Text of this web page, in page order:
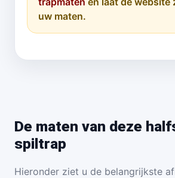
uw maten.
De maten van deze
spiltrap
Hieronder ziet u de belangrijkste